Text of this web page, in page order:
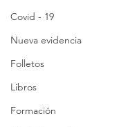
Covid - 19
Nueva evidencia
Folletos
Libros
Formación